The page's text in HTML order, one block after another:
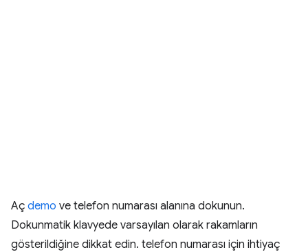
Aç demo ve telefon numarası alanına dokunun.
Dokunmatik klavyede varsayılan olarak rakamların
gösterildiğine dikkat edin. telefon numarası için ihtiyaç